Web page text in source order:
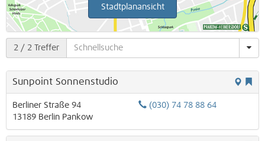
Stadtplanansicht
2 / 2 Treffer
Sunpoint Sonnenstudio
Berliner Straße 94
13189 Berlin Pankow
(030) 74 78 88 64